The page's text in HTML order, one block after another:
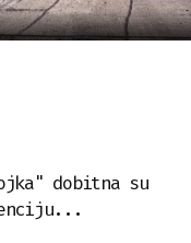
dobitna su